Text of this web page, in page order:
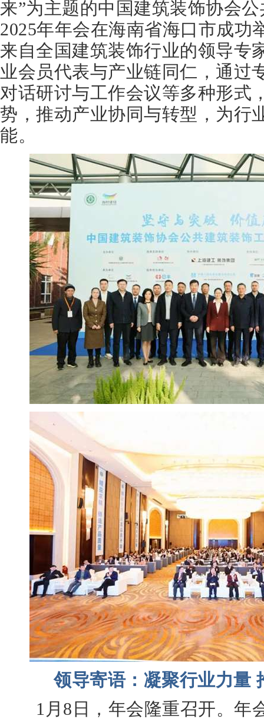
来”为主题的中国建筑装饰协会
2025年年会在海南省海口市成功
来自全国建筑装饰行业的领导专
业会员代表与产业链同仁，通过
对话研讨与工作会议等多种形式
势，推动产业协同与转型，为行
能。
领导寄语：凝聚行业力量
1月8日，年会隆重召开。年